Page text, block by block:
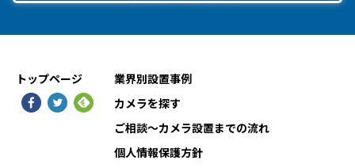
トップページ
業界別設置事例
カメラを探す
ご相談〜カメラ設置までの流れ
個人情報保護方針